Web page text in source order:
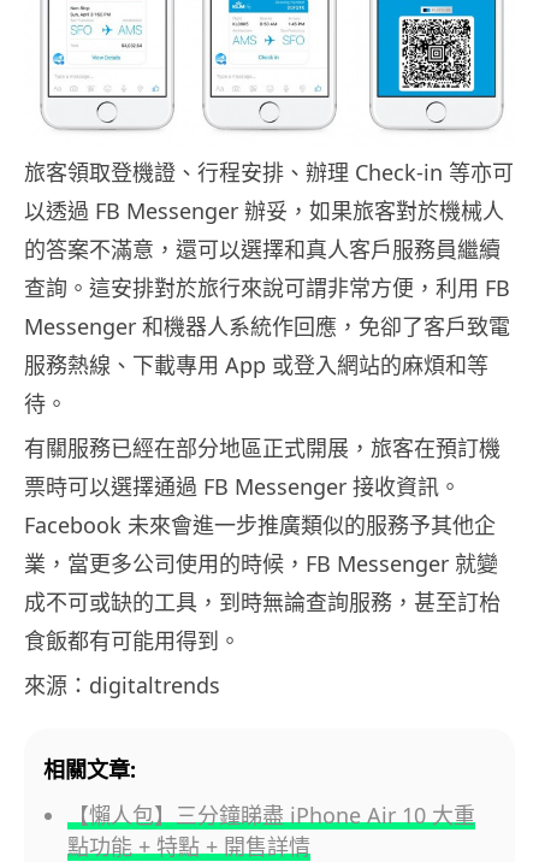
旅客領取登機證、行程安排、辦理 Check-in 等亦可
以透過 FB Messenger 辦妥，如果旅客對於機械人
的答案不滿意，還可以選擇和真人客戶服務員繼續
查詢。這安排對於旅行來說可謂非常方便，利用 FB
Messenger 和機器人系統作回應，免卻了客戶致電
服務熱線、下載專用 App 或登入網站的麻煩和等
待。
有關服務已經在部分地區正式開展，旅客在預訂機
票時可以選擇通過 FB Messenger 接收資訊。
Facebook 未來會進一步推廣類似的服務予其他企
業，當更多公司使用的時候，FB Messenger 就變
成不可或缺的工具，到時無論查詢服務，甚至訂枱
食飯都有可能用得到。
來源：digitaltrends
相關文章:
【懶人包】三分鐘睇盡 iPhone Air 10 大重
點功能 + 特點 + 開售詳情